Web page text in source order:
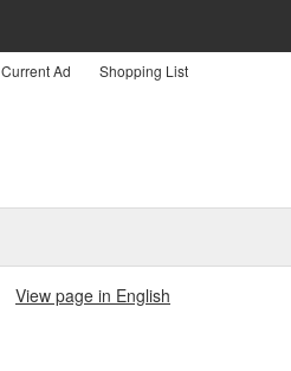
Current Ad Shopping List
View page in English